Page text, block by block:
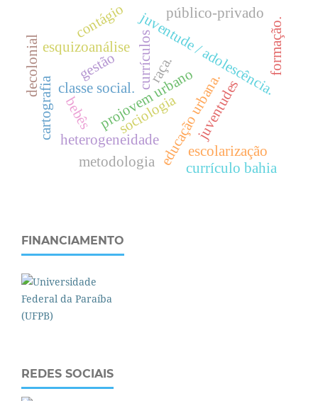
currículos
projovem urbano
juventude / adolescência.
e
d
u
c
a
ç
ã
o
u
r
b
a
n
a
.
classe social.
raça.
gestão
juventudes
escolarização
heterogeneidade
público-privado
esquizoanálise formação.
decolonial
bebês
contágio
cartografia
currículo bahia
metodologia
sociologia
FINANCIAMENTO
REDES SOCIAIS